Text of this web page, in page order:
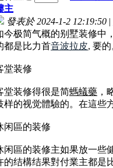
主
發表於 2024-1-2 12:19:50 |
今极简气概的别墅装修中
都是比力首音波拉皮, 要
堂装修
堂装修得很是简螞蟻藥 ，
样的视觉體驗的。在這些
闲區的装修
闲區的装修主如果放一些
的结構结果對付業主都是